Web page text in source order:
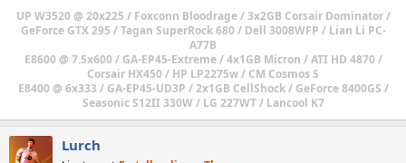
UP W3520 @ 20x225 / Foxconn Bloodrage / 3x2GB Corsair Dominator /
GeForce GTX 295 / Tagan SuperRock 680 / Dell 3008WFP / Lian Li PC-
A77B
E8600 @ 7.5x600 / GA-EP45-Extreme / 4x1GB Micron / ATI HD 4870 /
Corsair HX450 / HP LP2275w / CM Cosmos S
E8400 @ 6x333 / GA-EP45-UD3P / 2x1GB CellShock / GeForce 8400GS /
Seasonic S12II 330W / LG 227WT / Lancool K7
Lurch